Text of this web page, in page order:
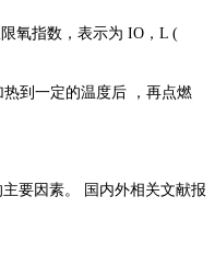
氧指数，表示为 IO，L (
到一定的温度后 ，再点燃
要因素。 国内外相关文献报